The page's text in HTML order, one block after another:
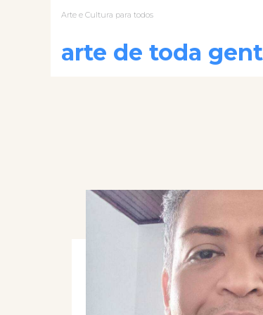
Arte e Cultura para todos
arte de toda